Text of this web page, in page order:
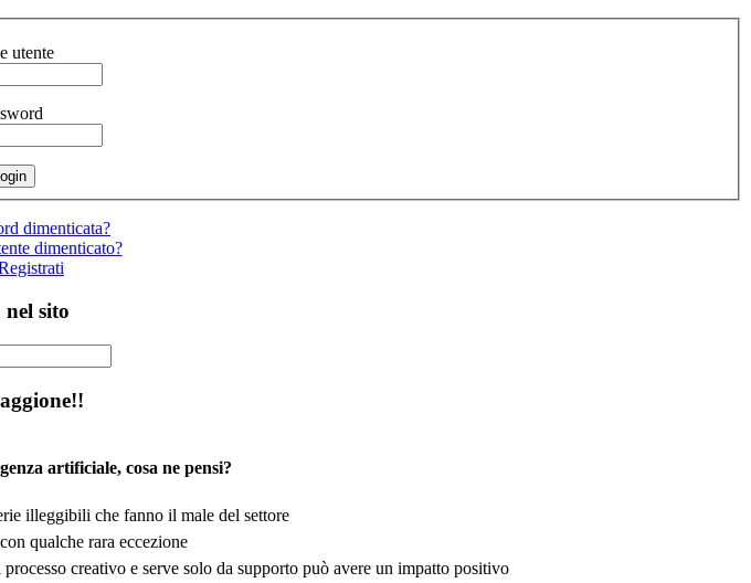
utente
dimenticata?
dimenticato?
nel sito
artificiale, cosa ne pensi?
illeggibili che fanno il male del settore
qualche rara eccezione
creativo e serve solo da supporto può avere un impatto positivo